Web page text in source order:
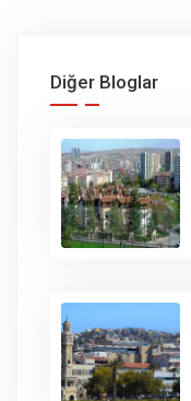
Diğer Bloglar